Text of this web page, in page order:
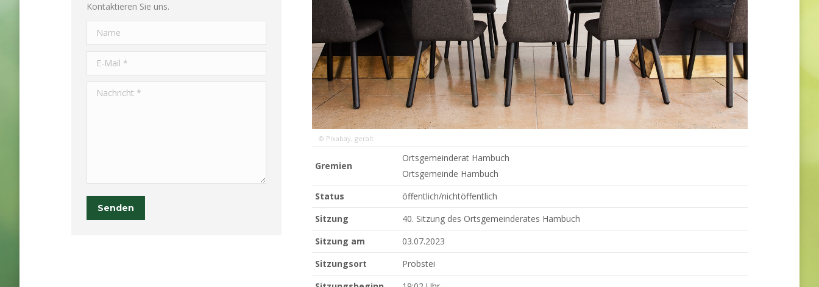
© Pixabay, geralt
Gremien
Ortsgemeinderat Hambuch
Ortsgemeinde Hambuch
Status
öffentlich/nichtöffentlich
Sitzung
40. Sitzung des Ortsgemeinderates Hambuch
Sitzung am
03.07.2023
Sitzungsort
Probstei
Kontaktieren Sie uns.
Name
E-Mail *
Nachricht *
Senden